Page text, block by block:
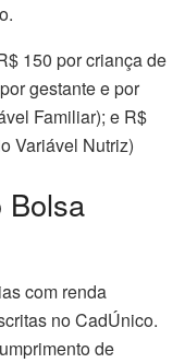
150 por criança de
gestante e por
Familiar); e R$
Variável Nutriz)
Bolsa
com renda
no CadÚnico.
de